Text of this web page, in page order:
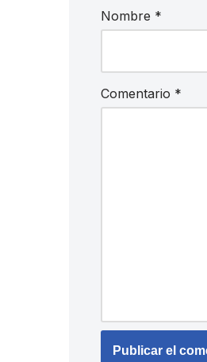
Nombre *
Comentario *